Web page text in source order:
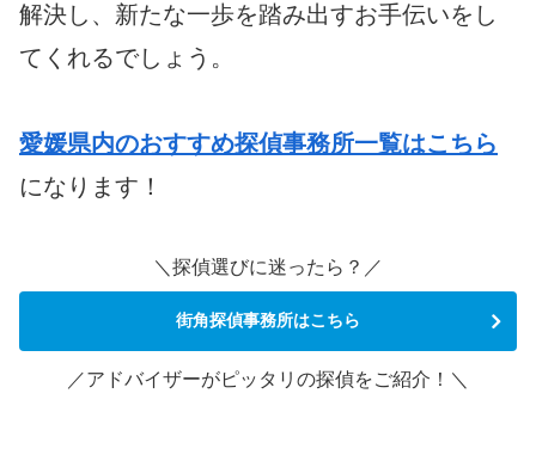
解決し、新たな一歩を踏み出すお手伝いをし
てくれるでしょう。
愛媛県内のおすすめ探偵事務所一覧はこちら
になります！
＼探偵選びに迷ったら？／
街角探偵事務所はこちら
／アドバイザーがピッタリの探偵をご紹介！＼